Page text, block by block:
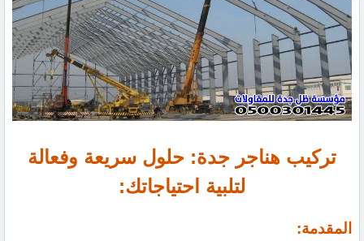
تركيب هناجر جدة: حلول سريعة وفعالة
لتلبية احتياجاتك:
المقدمة: